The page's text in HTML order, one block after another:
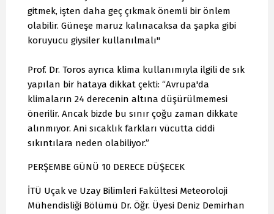
gitmek, işten daha geç çıkmak önemli bir önlem
olabilir. Güneşe maruz kalınacaksa da şapka gibi
koruyucu giysiler kullanılmalı"
Prof. Dr. Toros ayrıca klima kullanımıyla ilgili de sık
yapılan bir hataya dikkat çekti: “Avrupa'da
klimaların 24 derecenin altına düşürülmemesi
önerilir. Ancak bizde bu sınır çoğu zaman dikkate
alınmıyor. Ani sıcaklık farkları vücutta ciddi
sıkıntılara neden olabiliyor.”
PERŞEMBE GÜNÜ 10 DERECE DÜŞECEK
İTÜ Uçak ve Uzay Bilimleri Fakültesi Meteoroloji
Mühendisliği Bölümü Dr. Öğr. Üyesi Deniz Demirhan